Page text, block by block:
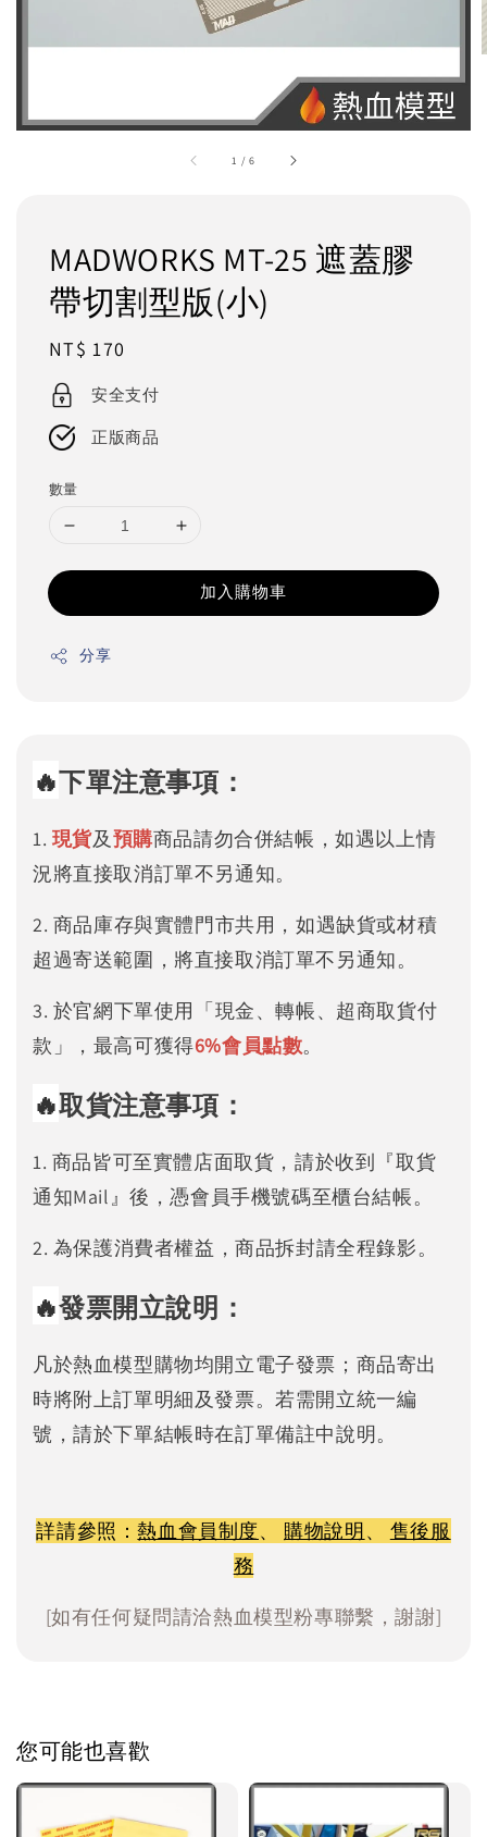
1 /6
MADWORKS MT-25 遮蓋膠
帶切割型版(小)
Regular
price
NT$ 170
安全支付
正版商品
數量
加入購物車
分享
🔥下單注意事項：
1. 現貨及預購商品請勿合併結帳，如遇以上情
況將直接取消訂單不另通知。
2. 商品庫存與實體門市共用，如遇缺貨或材積
超過寄送範圍，將直接取消訂單不另通知。
3. 於官網下單使用「現金、轉帳、超商取貨付
款」，最高可獲得6%會員點數。
🔥取貨注意事項：
1. 商品皆可至實體店面取貨，請於收到『取貨
通知Mail』後，憑會員手機號碼至櫃台結帳。
2. 為保護消費者權益，商品拆封請全程錄影。
🔥發票開立說明：
凡於熱血模型購物均開立電子發票；商品寄出
時將附上訂單明細及發票。若需開立統一編
號，請於下單結帳時在訂單備註中說明。
詳請參照：熱血會員制度、 購物說明、 售後服
務
[如有任何疑問請洽熱血模型粉專聯繫，謝謝]
您可能也喜歡